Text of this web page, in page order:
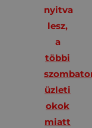
nyitva
lesz,
a
többi
üzleti
okok
miatt